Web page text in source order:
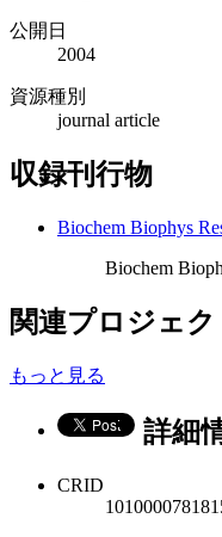
公開日
2004
資源種別
journal article
収録刊行物
Biochem Biophys
Biochem
関連プロジェク
もっと見る
詳細
CRID